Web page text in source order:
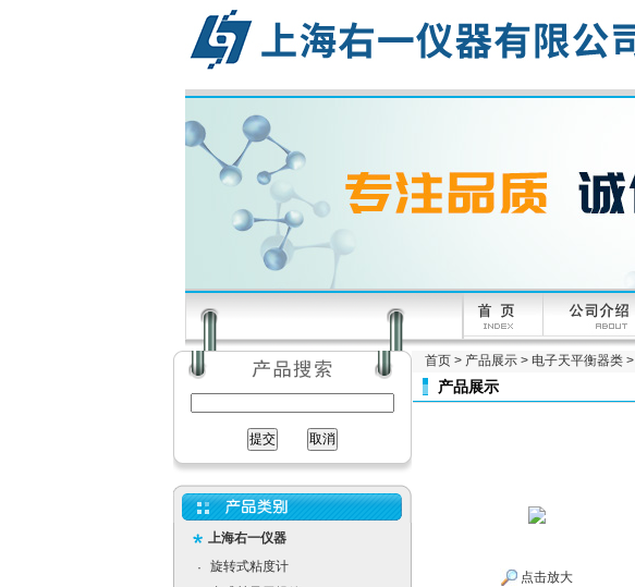
上海右一仪器
·
旋转式粘度计
首页> 产品展示> 电子天平衡器类>
产品展示
点击放大